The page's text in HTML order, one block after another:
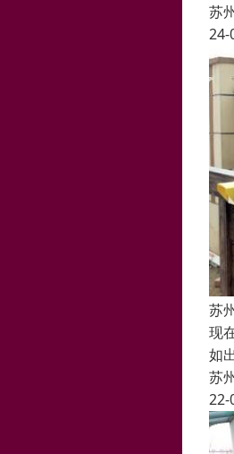
苏
24-
苏
现
如
苏
22-